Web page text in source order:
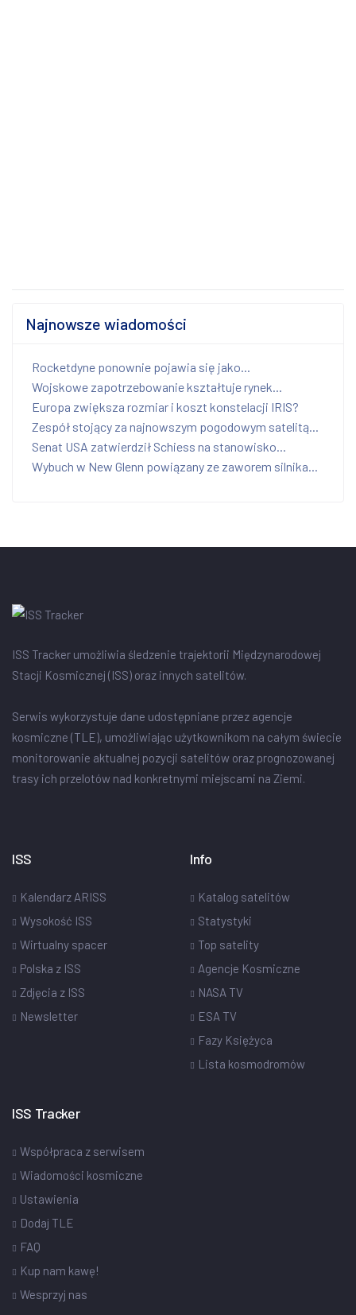
Najnowsze wiadomości
Rocketdyne ponownie pojawia się jako...
Wojskowe zapotrzebowanie kształtuje rynek...
Europa zwiększa rozmiar i koszt konstelacji IRIS?
Zespół stojący za najnowszym pogodowym satelitą...
Senat USA zatwierdził Schiess na stanowisko...
Wybuch w New Glenn powiązany ze zaworem silnika...
ISS Tracker umożliwia śledzenie trajektorii Międzynarodowej
Stacji Kosmicznej (ISS) oraz innych satelitów.
Serwis wykorzystuje dane udostępniane przez agencje
kosmiczne (TLE), umożliwiając użytkownikom na całym świecie
monitorowanie aktualnej pozycji satelitów oraz prognozowanej
trasy ich przelotów nad konkretnymi miejscami na Ziemi.
ISS
Kalendarz ARISS
Wysokość ISS
Wirtualny spacer
Polska z ISS
Zdjęcia z ISS
Newsletter
Info
Katalog satelitów
Statystyki
Top satelity
Agencje Kosmiczne
NASA TV
ESA TV
Fazy Księżyca
Lista kosmodromów
ISS Tracker
Współpraca z serwisem
Wiadomości kosmiczne
Ustawienia
Dodaj TLE
FAQ
Kup nam kawę!
Wesprzyj nas